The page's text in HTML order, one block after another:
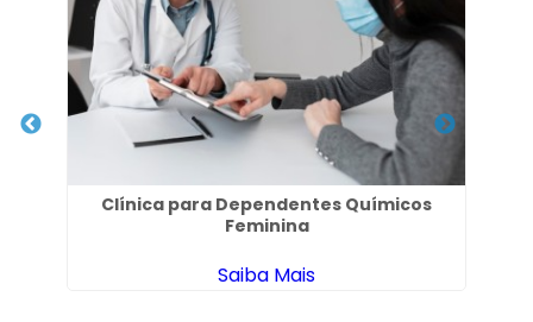
Clínica para Dependentes Químicos
Feminina
Saiba Mais